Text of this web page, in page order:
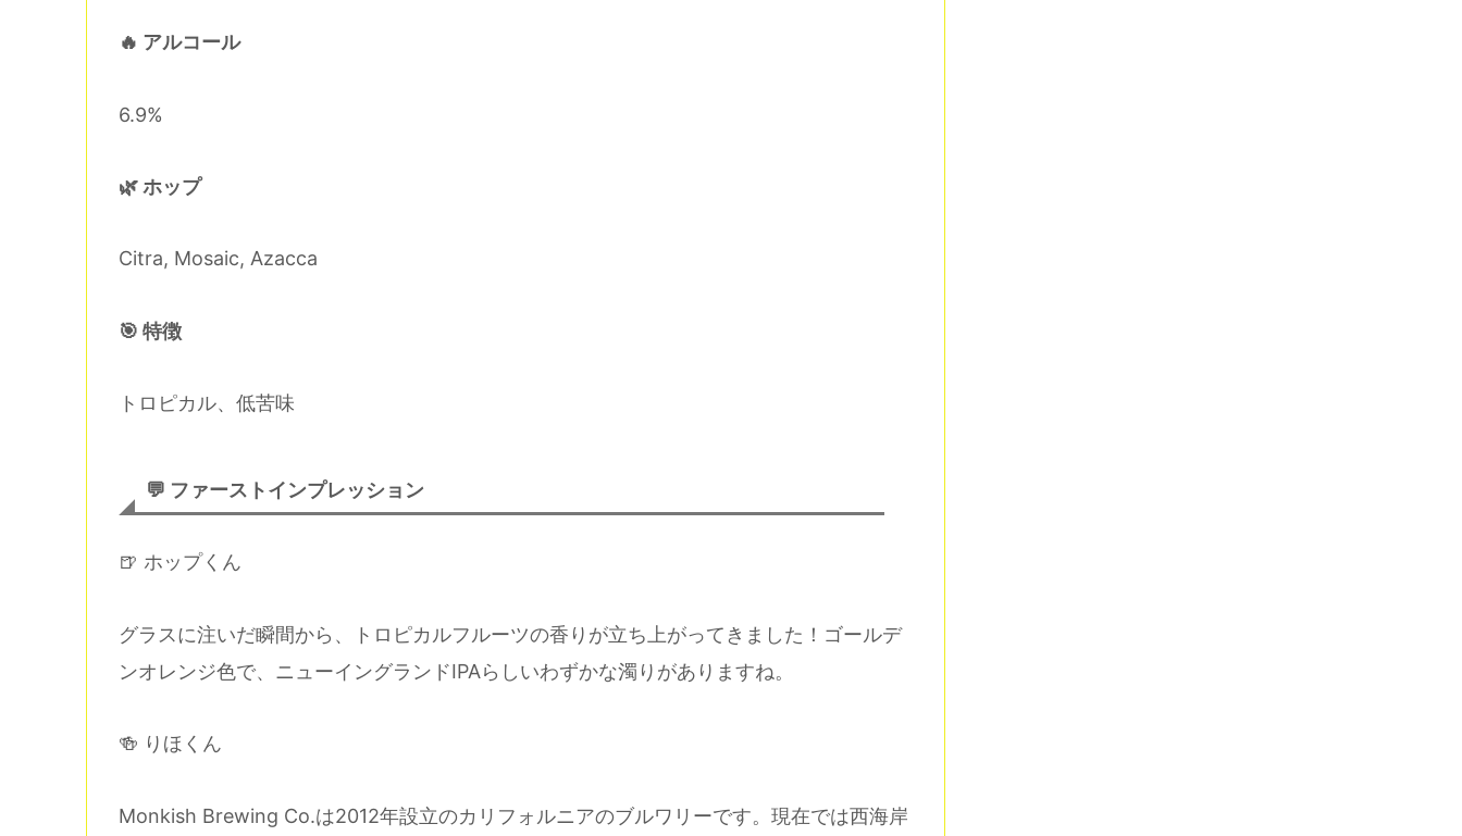
🔥 アルコール
6.9%
🌿 ホップ
Citra, Mosaic, Azacca
🎯 特徴
トロピカル、低苦味
💬 ファーストインプレッション
🍺 ホップくん
グラスに注いだ瞬間から、トロピカルフルーツの香りが立ち上がってきました！ゴールデ
ンオレンジ色で、ニューイングランドIPAらしいわずかな濁りがありますね。
🍻 りほくん
Monkish Brewing Co.は2012年設立のカリフォルニアのブルワリーです。現在では西海岸